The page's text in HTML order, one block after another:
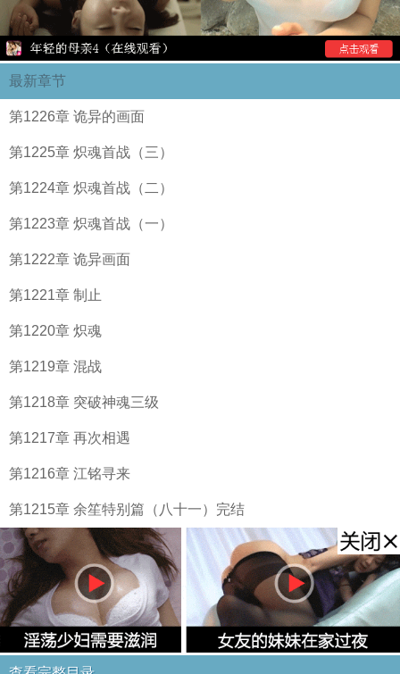
最新章节
第1226章 诡异的画面
第1225章 炽魂首战（三）
第1224章 炽魂首战（二）
第1223章 炽魂首战（一）
第1222章 诡异画面
第1221章 制止
第1220章 炽魂
第1219章 混战
第1218章 突破神魂三级
第1217章 再次相遇
第1216章 江铭寻来
第1215章 余笙特别篇（八十一）完结